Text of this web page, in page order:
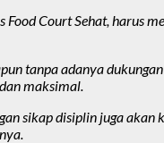
Court Sehat, harus
tanpa adanya
maksimal.
sikap disiplin juga akan